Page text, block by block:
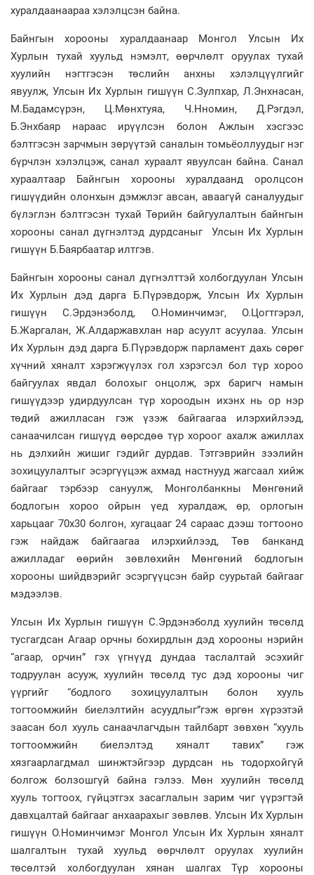
хуралдаанаараа хэлэлцсэн байна.
Байнгын хорооны хуралдаанаар Монгол Улсын Их
Хурлын тухай хуульд нэмэлт, өөрчлөлт оруулах тухай
хуулийн нэгтгэсэн төслийн анхны хэлэлцүүлгийг
явуулж, Улсын Их Хурлын гишүүн С.Зулпхар, Л.Энхнасан,
М.Бадамсүрэн, Ц.Мөнхтуяа, Ч.Нномин, Д.Рэгдэл,
Б.Энхбаяр нараас ирүүлсэн болон Ажлын хэсгээс
бэлтгэсэн зарчмын зөрүүтэй саналын томьёоллуудыг нэг
бүрчлэн хэлэлцэж, санал хураалт явуулсан байна. Санал
хураалтаар Байнгын хорооны хуралдаанд оролцсон
гишүүдийн олонхын дэмжлэг авсан, аваагүй саналуудыг
бүлэглэн бэлтгэсэн тухай Төрийн байгуулалтын байнгын
хорооны санал дүгнэлтэд дурдсаныг Улсын Их Хурлын
гишүүн Б.Баярбаатар илтгэв.
Байнгын хорооны санал дүгнэлттэй холбогдуулан Улсын
Их Хурлын дэд дарга Б.Пүрэвдорж, Улсын Их Хурлын
гишүүн С.Эрдэнэболд, О.Номинчимэг, О.Цогтгэрэл,
Б.Жаргалан, Ж.Алдаржавхлан нар асуулт асуулаа. Улсын
Их Хурлын дэд дарга Б.Пүрэвдорж парламент дахь сөрөг
хүчний хяналт хэрэгжүүлэх гол хэрэгсэл бол түр хороо
байгуулах явдал болохыг онцолж, эрх баригч намын
гишүүдээр удирдуулсан түр хороодын ихэнх нь ор нэр
төдий ажилласан гэж үзэж байгаагаа илэрхийлээд,
санаачилсан гишүүд өөрсдөө түр хороог ахалж ажиллах
нь дэлхийн жишиг гэдийг дурдав. Тэтгэврийн зээлийн
зохицуулалтыг эсэргүүцэж ахмад настнууд жагсаал хийж
байгааг тэрбээр сануулж, Монголбанкны Мөнгөний
бодлогын хороо ойрын үед хуралдаж, өр, орлогын
харьцааг 70х30 болгон, хугацааг 24 сараас дээш тогтооно
гэж найдаж байгаагаа илэрхийлээд, Төв банканд
ажилладаг өөрийн зөвлөхийн Мөнгөний бодлогын
хорооны шийдвэрийг эсэргүүцсэн байр суурьтай байгааг
мэдээлэв.
Улсын Их Хурлын гишүүн С.Эрдэнэболд хуулийн төсөлд
тусгагдсан Агаар орчны бохирдлын дэд хорооны нэрийн
“агаар, орчин” гэх үгнүүд дундаа таслалтай эсэхийг
тодруулан асууж, хуулийн төсөлд тус дэд хорооны чиг
үүргийг “бодлого зохицуулалтын болон хууль
тогтоомжийн биелэлтийн асуудлыг”гэж өргөн хүрээтэй
заасан бол хууль санаачлагчдын тайлбарт зөвхөн “хууль
тогтоомжийн биелэлтэд хяналт тавих” гэж
хязгаарлагдмал шинжтэйгээр дурдсан нь тодорхойгүй
болгож болзошгүй байна гэлээ. Мөн хуулийн төсөлд
хууль тогтоох, гүйцэтгэх засаглалын зарим чиг үүрэгтэй
давхцалтай байгааг анхаарахыг зөвлөв. Улсын Их Хурлын
гишүүн О.Номинчимэг Монгол Улсын Их Хурлын хяналт
шалгалтын тухай хуульд өөрчлөлт оруулах хуулийн
төсөлтэй холбогдуулан хянан шалгах Түр хорооны